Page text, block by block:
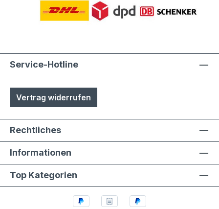
Service-Hotline
Vertrag widerrufen
Rechtliches
Informationen
Top Kategorien